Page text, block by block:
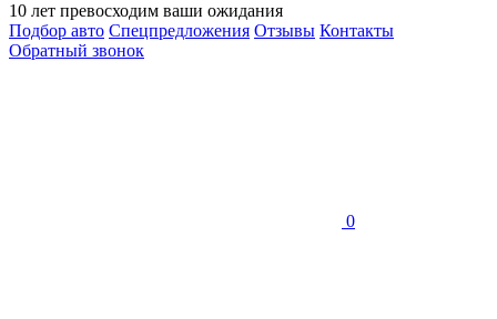
10 лет превосходим ваши ожидания
Подбор авто Спецпредложения Отзывы Контакты
Обратный звонок
0